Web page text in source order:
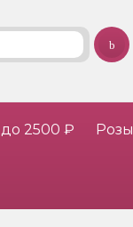
до 2500 ₽ Розы